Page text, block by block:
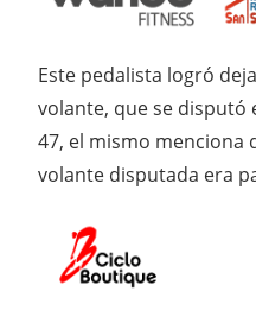
Este pedalista logró
volante, que se disputó
47, el mismo menciona
volante disputada era